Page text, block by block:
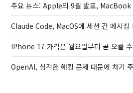
s
주요 뉴스: Apple의 9월 발표, MacBook
Claude Code, MacOS에 세션 간 메시징
IPhone 17 가격은 월요일부터 곧 오를
OpenAI, 심각한 해킹 문제 때문에 차기